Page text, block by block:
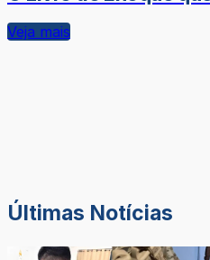
Veja mais
Últimas Notícias